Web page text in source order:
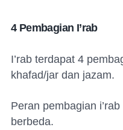
4 Pembagian I’rab
I’rab terdapat 4
khafad/jar dan jazam.
Peran pembagian
berbeda.